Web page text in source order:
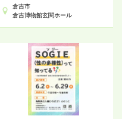
倉吉市
倉吉博物館玄関ホール